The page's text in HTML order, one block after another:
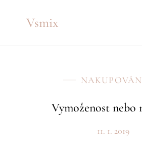
Vsmix
Vymoženost nebo
11. 1. 2019